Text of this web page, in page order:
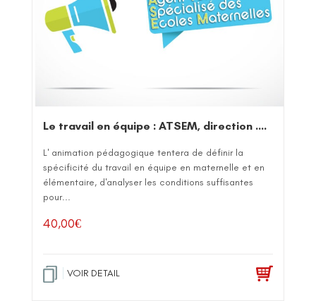
Le travail en équipe : ATSEM, direction ….
L' animation pédagogique tentera de définir la
spécificité du travail en équipe en maternelle et en
élémentaire, d'analyser les conditions suffisantes
pour...
40,00€
VOIR DETAIL